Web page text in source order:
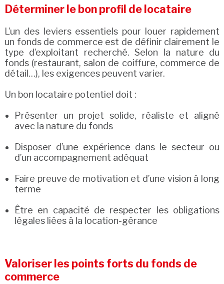
Déterminer le bon profil de locataire
L’un des leviers essentiels pour louer rapidement
un fonds de commerce est de définir clairement le
type d’exploitant recherché. Selon la nature du
fonds (restaurant, salon de coiffure, commerce de
détail…), les exigences peuvent varier.
Un bon locataire potentiel doit :
Présenter un projet solide, réaliste et aligné
avec la nature du fonds
Disposer d’une expérience dans le secteur ou
d’un accompagnement adéquat
Faire preuve de motivation et d’une vision à long
terme
Être en capacité de respecter les obligations
légales liées à la location-gérance
Valoriser les points forts du fonds de
commerce